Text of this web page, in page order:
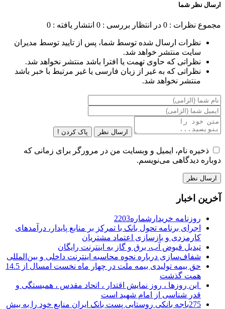
ارسال نظر شما
مجموع نظرات : 0 در انتظار بررسی : 0 انتشار یافته : 0
نظرات ارسال شده توسط شما، پس از تایید توسط مدیران
سایت منتشر خواهد شد.
نظراتی که حاوی تهمت یا افترا باشد منتشر نخواهد شد.
نظراتی که به غیر از زبان فارسی یا غیر مرتبط با خبر باشد
منتشر نخواهد شد.
ارسال نظر پاک کردن !
ذخیره نام، ایمیل و وبسایت من در مرورگر برای زمانی که
دوباره دیدگاهی می‌نویسم.
آخرین اخبار
روزنامه خریدارشماره2203
اجرای برنامه تحول بانک با تمرکز بر منابع پایدار، درآمدهای
کارمزدی و بازسازی اعتماد مشتریان
تبدیل قبوض آب، برق و گاز به اینترنت رایگان
شفاف‌سازی درباره نحوه محاسبه اینترنت داخلی و بین‌المللی
حق بیمه تولیدی بیمه ملت در چهار ماه نخست امسال از 14.5
همت گذشت
این روزها ، روز نمایش اقتدار ، اتحاد مقدس ، همبستگی و
قدر شناسی از امام شهید است
275باجه بانکی روستایی پست بانک ایران منابع خود را به بیش